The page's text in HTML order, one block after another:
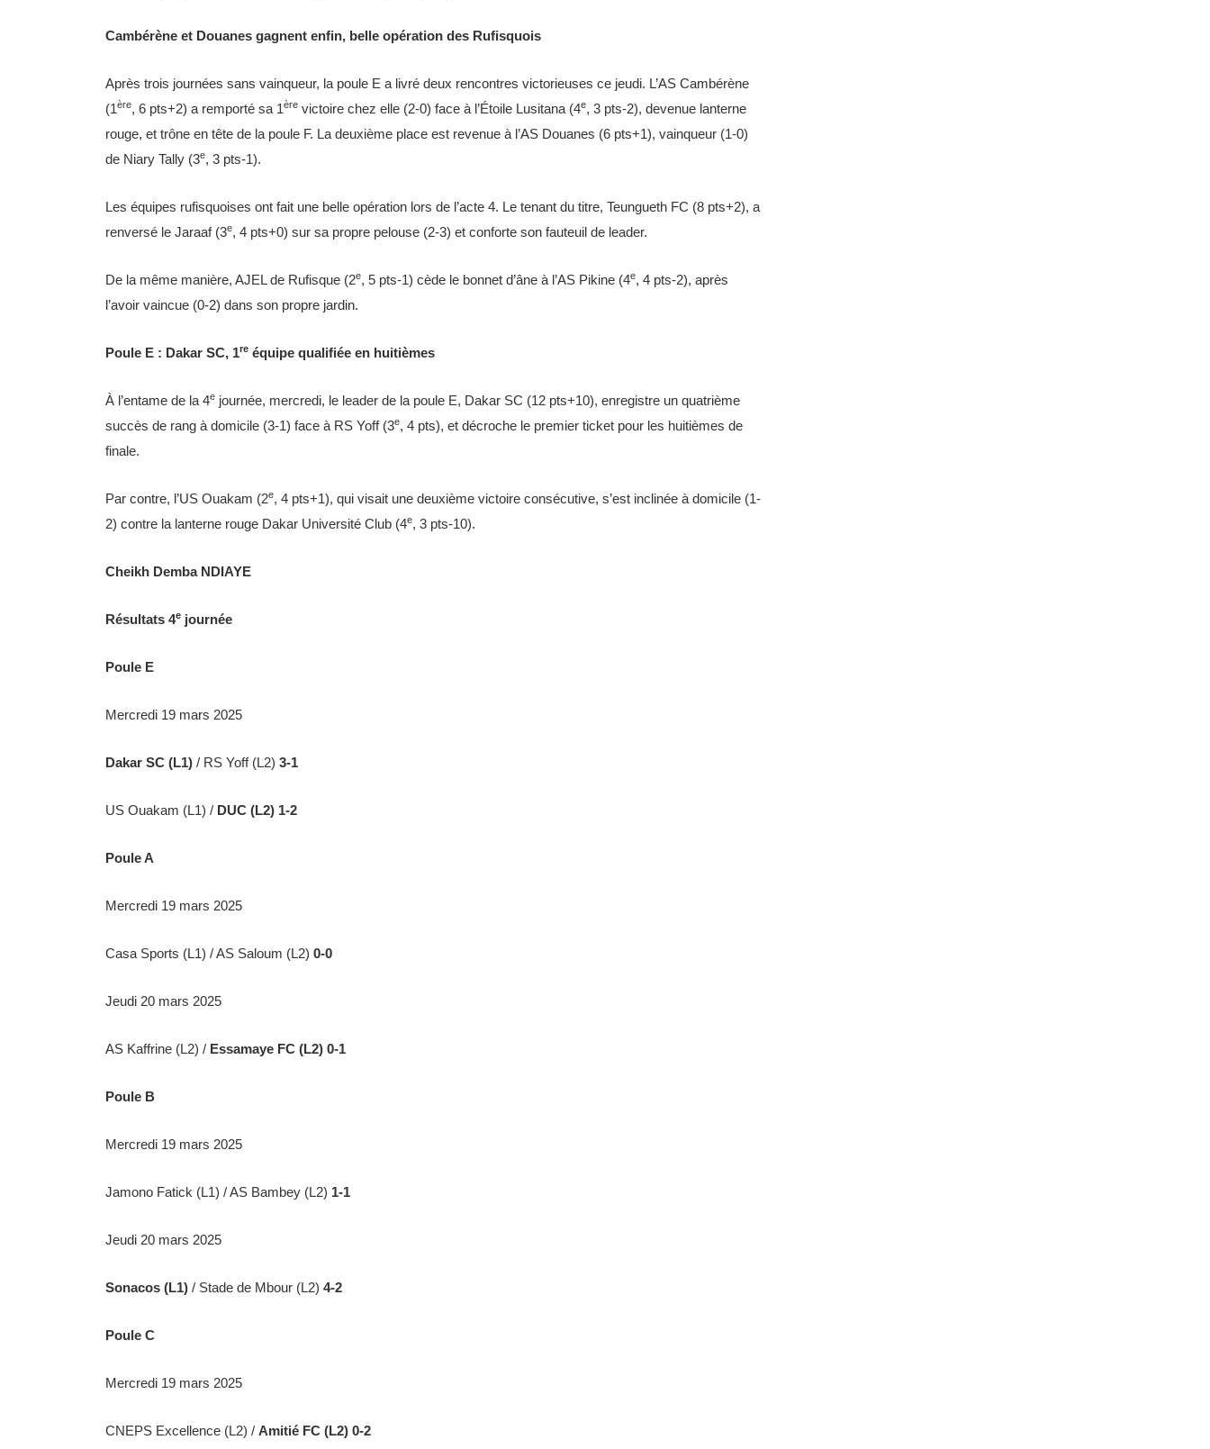
Cambérène et Douanes gagnent enfin, belle opération des Rufisquois
Après trois journées sans vainqueur, la poule E a livré deux rencontres victorieuses ce jeudi. L’AS Cambérène
(1ère, 6 pts+2) a remporté sa 1ère victoire chez elle (2-0) face à l’Étoile Lusitana (4e, 3 pts-2), devenue lanterne
rouge, et trône en tête de la poule F. La deuxième place est revenue à l’AS Douanes (6 pts+1), vainqueur (1-0)
de Niary Tally (3e, 3 pts-1).
Les équipes rufisquoises ont fait une belle opération lors de l’acte 4. Le tenant du titre, Teungueth FC (8 pts+2), a
renversé le Jaraaf (3e, 4 pts+0) sur sa propre pelouse (2-3) et conforte son fauteuil de leader.
De la même manière, AJEL de Rufisque (2e, 5 pts-1) cède le bonnet d’âne à l’AS Pikine (4e, 4 pts-2), après
l’avoir vaincue (0-2) dans son propre jardin.
Poule E : Dakar SC, 1re équipe qualifiée en huitièmes
À l’entame de la 4e journée, mercredi, le leader de la poule E, Dakar SC (12 pts+10), enregistre un quatrième
succès de rang à domicile (3-1) face à RS Yoff (3e, 4 pts), et décroche le premier ticket pour les huitièmes de
finale.
Par contre, l’US Ouakam (2e, 4 pts+1), qui visait une deuxième victoire consécutive, s’est inclinée à domicile (1-
2) contre la lanterne rouge Dakar Université Club (4e, 3 pts-10).
Cheikh Demba NDIAYE
Résultats 4e journée
Poule E
Mercredi 19 mars 2025
Dakar SC (L1) / RS Yoff (L2) 3-1
US Ouakam (L1) / DUC (L2) 1-2
Poule A
Mercredi 19 mars 2025
Casa Sports (L1) / AS Saloum (L2) 0-0
Jeudi 20 mars 2025
AS Kaffrine (L2) / Essamaye FC (L2) 0-1
Poule B
Mercredi 19 mars 2025
Jamono Fatick (L1) / AS Bambey (L2) 1-1
Jeudi 20 mars 2025
Sonacos (L1) / Stade de Mbour (L2) 4-2
Poule C
Mercredi 19 mars 2025
CNEPS Excellence (L2) / Amitié FC (L2) 0-2